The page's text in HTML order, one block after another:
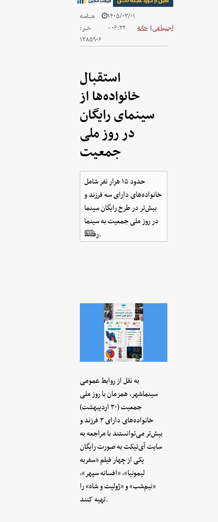
شناسه
خبر:
۱۳۸۵۹۰۶
۱۴۰۵/۰۳/۰۱
- ۰۶:۳۲
خانه |اجتماعی
استقبال
خانواده‌ها از
سینمای رایگان
در روز ملی
جمعیت
حدود ۱۵ هزار نفر شامل
خانواده‌های دارای سه فرزند و
بیش‌تر در طرح رایگان سینما
در روز ملی جمعیت به سینما
رفتند.
به نقل از روابط عمومی
سینماشهر، همزمان با روز ملی
جمعیت (۳۰ اردیبهشت)
خانواده‌های دارای ۳ فرزند و
بیش‌تر می‌توانستند با مراجعه به
سایت آی‌تیکت به صورت رایگان
یکی از چهار فیلم «سفربه
لیمونیا»، «افسانه سپهر»،
«نیم‌شب» و «ژولیت و شاه» را
تهیه کنند.